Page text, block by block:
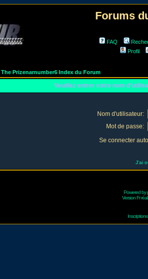
Forums
FAQ
Profil
Prizenarnumber6 Index du Forum
Veuillez entrer votre nom
Nom d'utilisateur:
Mot de passe:
Se connecter
J'ai
Powered by
Version Fr